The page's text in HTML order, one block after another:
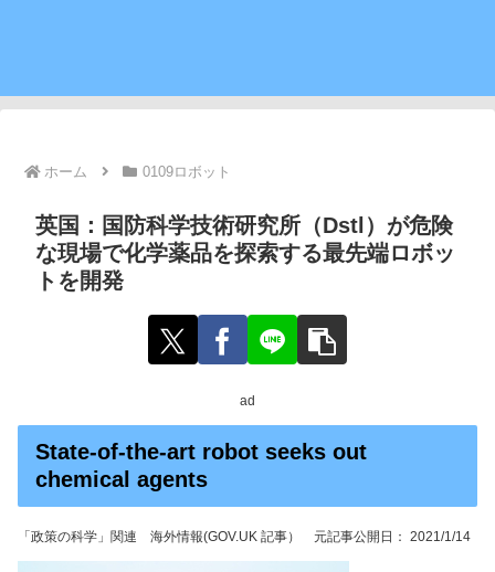
ホーム 0109ロボット
英国：国防科学技術研究所（Dstl）が危険
な現場で化学薬品を探索する最先端ロボッ
トを開発
ad
State-of-the-art robot seeks out
chemical agents
「政策の科学」関連 海外情報(GOV.UK 記事） 元記事公開日： 2021/1/14